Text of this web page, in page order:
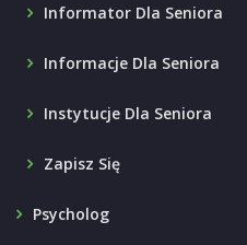
Informator Dla Seniora
Informacje Dla Seniora
Instytucje Dla Seniora
Zapisz Się
Psycholog